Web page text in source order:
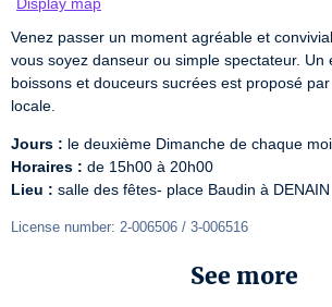
Venez passer un moment agréable et
vous soyez danseur ou simple spectateur. Un
boissons et douceurs sucrées est proposé
locale.
Jours :
Horaires :
Lieu : salle des fêtes- place Baudin à DENAIN
License number: 2-006506 / 3-006516
See more